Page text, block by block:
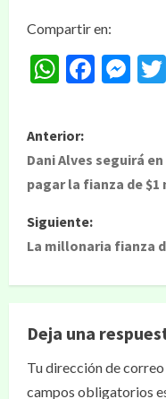
Compartir en:
Anterior:
Dani Alves seguirá
pagar la fianza de
Siguiente:
La millonaria fianza
Deja una
Tu dirección de
campos obligatorios